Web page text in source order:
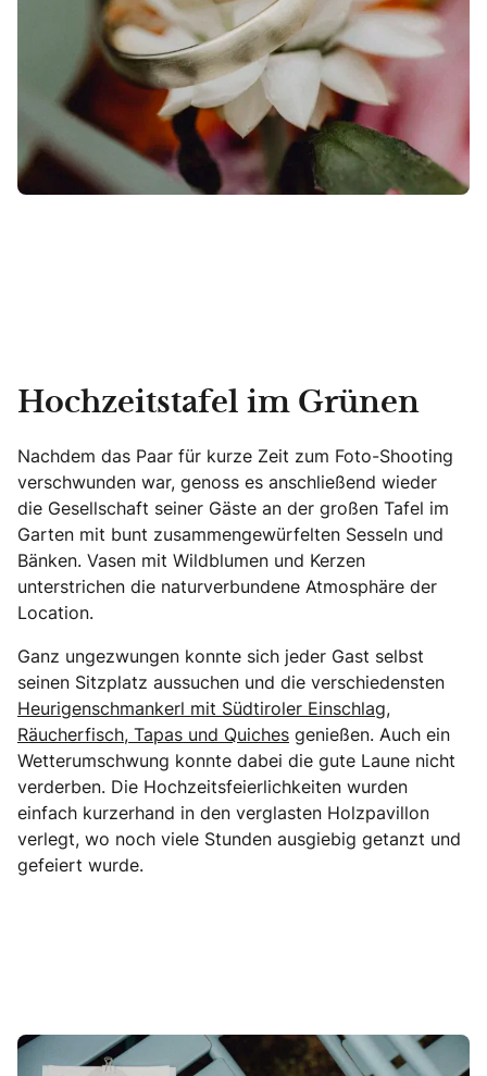
Hochzeitstafel im Grünen
Nachdem das Paar für kurze Zeit zum Foto-Shooting
verschwunden war, genoss es anschließend wieder
die Gesellschaft seiner Gäste an der großen Tafel im
Garten mit bunt zusammengewürfelten Sesseln und
Bänken. Vasen mit Wildblumen und Kerzen
unterstrichen die naturverbundene Atmosphäre der
Location.
Ganz ungezwungen konnte sich jeder Gast selbst
seinen Sitzplatz aussuchen und die verschiedensten
Heurigenschmankerl mit Südtiroler Einschlag,
Räucherfisch, Tapas und Quiches genießen. Auch ein
Wetterumschwung konnte dabei die gute Laune nicht
verderben. Die Hochzeitsfeierlichkeiten wurden
einfach kurzerhand in den verglasten Holzpavillon
verlegt, wo noch viele Stunden ausgiebig getanzt und
gefeiert wurde.